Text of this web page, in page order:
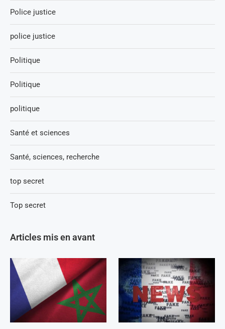
Police justice
police justice
Politique
Politique
politique
Santé et sciences
Santé, sciences, recherche
top secret
Top secret
Articles mis en avant